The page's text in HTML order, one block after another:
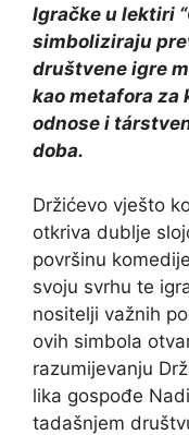
Igračke u lektiri
simboliziraju
društvene igre
kao metafora za
odnose i
doba.
Držićevo vješto
otkriva dublje
površinu
svoju svrhu te
nositelji važnih
ovih simbola
razumijevanju
lika gospođe
tadašnjem